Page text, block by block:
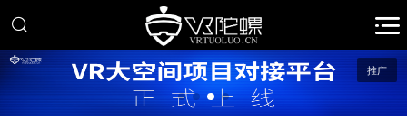
推广